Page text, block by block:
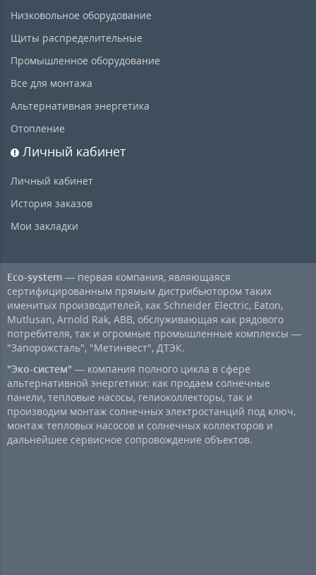
Низковольное оборудование
Щиты распределительные
Промышленное оборудование
Все для монтажа
Альтернативная энергетика
Отопление
Личный кабинет
Личный кабинет
История заказов
Мои закладки
Eco-system — первая компания, являющаяся
сертифицированным прямым дистрибьютором таких
именитых производителей, как Schneider Electric, Eaton,
Mutlusan, Arnold Rak, ABB, обслуживающая как рядового
потребителя, так и огромные промышленные комплексы —
"Запорожсталь", "Метинвест", ДТЭК.
"Эко-систем" — компания полного цикла в сфере
альтернативной энергетики: как продаем солнечные
панели, тепловые насосы, гелиоколлекторы, так и
производим монтаж солнечных электростанций под ключ,
монтаж тепловых насосов и солнечных коллекторов и
дальнейшее сервисное сопровождение объектов.